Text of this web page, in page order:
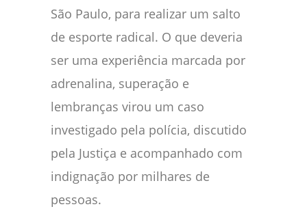
São Paulo, para realizar um salto
de esporte radical. O que deveria
ser uma experiência marcada por
adrenalina, superação e
lembranças virou um caso
investigado pela polícia, discutido
pela Justiça e acompanhado com
indignação por milhares de
pessoas.